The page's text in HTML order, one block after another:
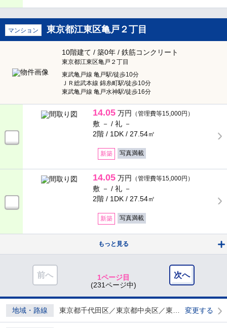
マンション 東京都江東区亀戸２丁目
10階建て / 築0年 / 鉄筋コンクリート
東京都江東区亀戸２丁目
東武亀戸線 亀戸駅/徒歩10分
ＪＲ総武本線 錦糸町駅/徒歩10分
東武亀戸線 亀戸水神駅/徒歩16分
14.05 万円 （管理費等15,000円）
敷 － / 礼 －
2階 / 1DK / 27.54㎡
新築 写真満載
14.05 万円 （管理費等15,000円）
敷 － / 礼 －
2階 / 1DK / 27.54㎡
新築 写真満載
もっと見る
前へ 次へ
1ページ目
(231ページ中)
地域・路線 変更する